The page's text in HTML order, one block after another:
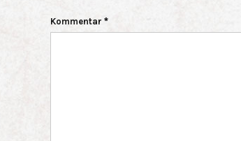
Kommentar *